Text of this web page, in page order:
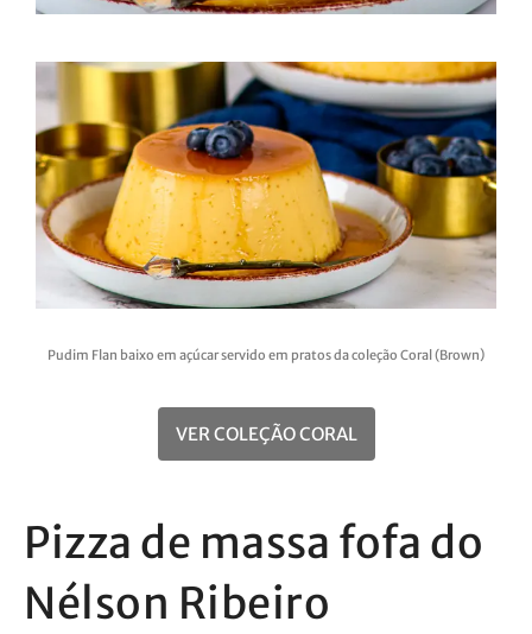
Pudim Flan baixo em açúcar servido em pratos da coleção Coral (Brown)
VER COLEÇÃO CORAL
Pizza de massa fofa do
Nélson Ribeiro